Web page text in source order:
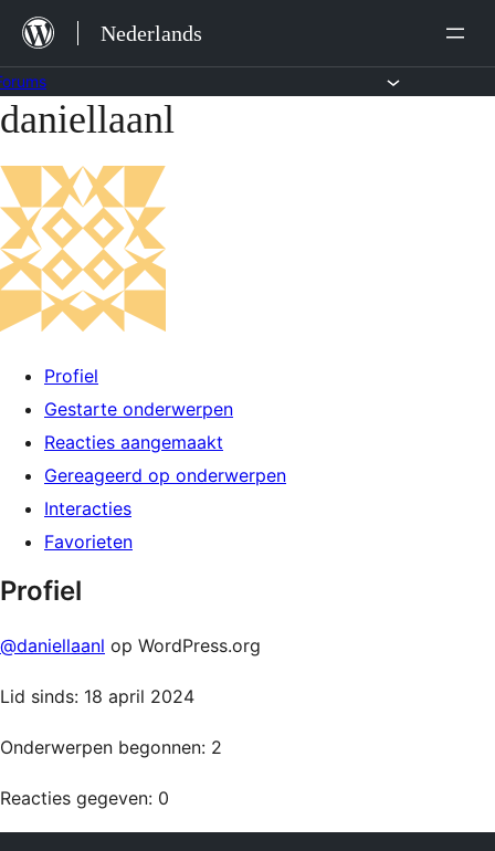
naar
de
inhoud
Nederlands
Ga
de
inhoud
daniellaanl
Profiel
Gestarte onderwerpen
Reacties aangemaakt
Gereageerd op onderwerpen
Interacties
Favorieten
Profiel
@daniellaanl op WordPress.org
Lid sinds: 18 april 2024
Onderwerpen begonnen: 2
Reacties gegeven: 0